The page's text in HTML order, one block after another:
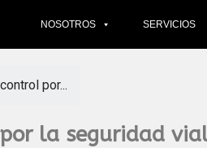
NOSOTROS SERVICIOS
por...
la seguridad